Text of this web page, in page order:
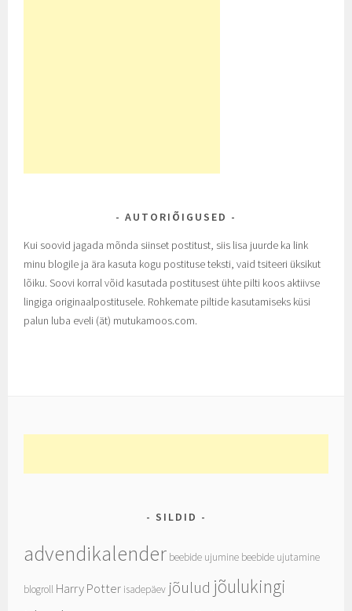
AUTORIÕIGUSED
Kui soovid jagada mõnda siinset postitust, siis lisa juurde ka link
minu blogile ja ära kasuta kogu postituse teksti, vaid tsiteeri üksikut
lõiku. Soovi korral võid kasutada postitusest ühte pilti koos aktiivse
lingiga originaalpostitusele. Rohkemate piltide kasutamiseks küsi
palun luba eveli (ät) mutukamoos.com.
SILDID
advendikalender beebide ujumine beebide ujutamine
blogroll Harry Potter isadepäev jõulud jõulukingi